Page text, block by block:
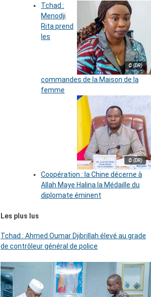
© (DR)
Tchad :
Menodji
Rita prend
les
commandes de la Maison de la
femme
© (DR)
Coopération : la Chine décerne à
Allah Maye Halina la Médaille du
diplomate éminent
Les plus lus
Tchad : Ahmed Oumar Djibrillah élevé au grade
de contrôleur général de police